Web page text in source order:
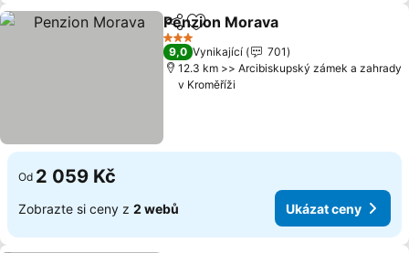
SdíletPřidat na seznam oblíbených
Penzion Morava
3 Počet hvězdiček
9,0 Vynikající
701
12.3 km >> Arcibiskupský zámek a zahrady
v Kroměříži
Od 2 059 Kč
Zobrazte si ceny z 2 webů Ukázat ceny